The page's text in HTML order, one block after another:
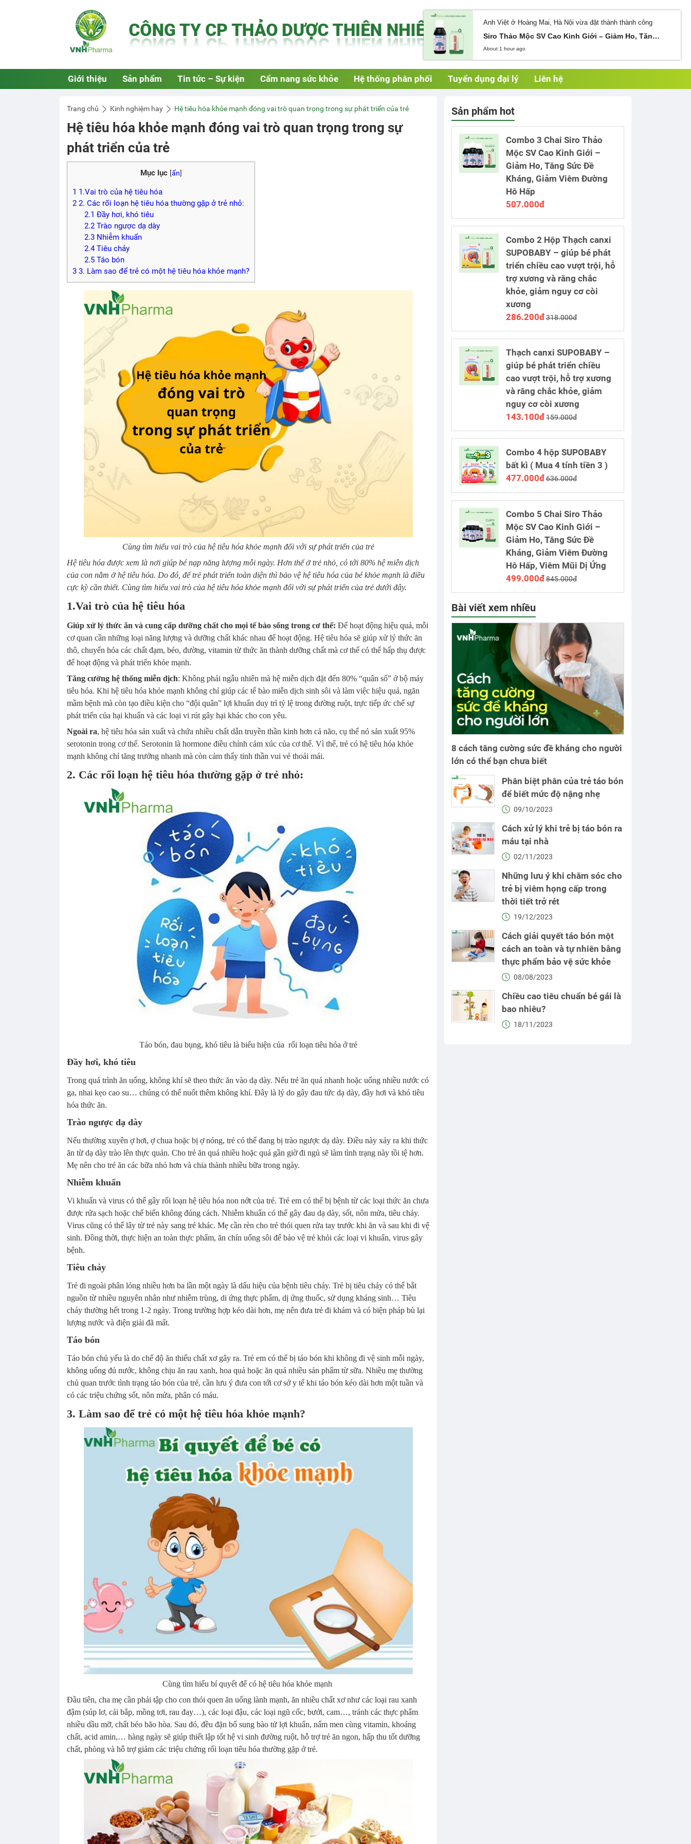
Giỏ hàng (0)
Giới thiệu Sản phẩm Tin tức – Sự kiện Cẩm nang sức khỏe Hệ thống phân phối Tuyển dụng đại lý Liên hệ
Trang chủ Kinh nghiệm hay Hệ tiêu hóa khỏe mạnh đóng vai trò quan trọng trong sự phát triển của trẻ
Hệ tiêu hóa khỏe mạnh đóng vai trò quan trọng trong sự
phát triển của trẻ
Mục lục [ẩn]
1 1.Vai trò của hệ tiêu hóa
2 2. Các rối loạn hệ tiêu hóa thường gặp ở trẻ nhỏ:
2.1 Đầy hơi, khó tiêu
2.2Trào ngược dạ dày
2.3Nhiễm khuẩn
2.4Tiêu chảy
2.5Táo bón
3 3. Làm sao để trẻ có một hệ tiêu hóa khỏe mạnh?
Cùng tìm hiểu vai trò của hệ tiêu hóa khỏe mạnh đối với sự phát triển của trẻ
Hệ tiêu hóa được xem là nơi giúp bé nạp năng lượng mỗi ngày. Hơn thế ở trẻ nhỏ, có tới 80% hệ miễn dịch
của con nằm ở hệ tiêu hóa. Do đó, để trẻ phát triển toàn diện thì bảo vệ hệ tiêu hóa của bé khỏe mạnh là điều
cực kỳ cần thiết. Cùng tìm hiểu vai trò của hệ tiêu hóa khỏe mạnh đối với sự phát triển của trẻ dưới đây.
1.Vai trò của hệ tiêu hóa
Giúp xử lý thức ăn và cung cấp dưỡng chất cho mọi tế bào sống trong cơ thể: Để hoạt động hiệu quả, mỗi
cơ quan cần những loại năng lượng và dưỡng chất khác nhau để hoạt động. Hệ tiêu hóa sẽ giúp xử lý thức ăn
thô, chuyển hóa các chất đạm, béo, đường, vitamin từ thức ăn thành dưỡng chất mà cơ thể có thể hấp thụ được
để hoạt động và phát triển khỏe mạnh.
Tăng cường hệ thống miễn dịch: Không phải ngẫu nhiên mà hệ miễn dịch đặt đến 80% “quân số” ở bộ máy
tiêu hóa. Khi hệ tiêu hóa khỏe mạnh không chỉ giúp các tế bào miễn dịch sinh sôi và làm việc hiệu quả, ngăn
mầm bệnh mà còn tạo điều kiện cho “đội quân” lợi khuẩn duy trì tỷ lệ trong đường ruột, trực tiếp ức chế sự
phát triển của hại khuẩn và các loại vi rút gây hại khác cho con yêu.
Ngoài ra, hệ tiêu hóa sản xuất và chứa nhiều chất dẫn truyền thần kinh hơn cả não, cụ thể nó sản xuất 95%
serotonin trong cơ thể. Serotonin là hormone điều chỉnh cảm xúc của cơ thể. Vì thế, trẻ có hệ tiêu hóa khỏe
mạnh không chỉ tăng trưởng nhanh mà còn cảm thấy tinh thần vui vẻ thoải mái.
2. Các rối loạn hệ tiêu hóa thường gặp ở trẻ nhỏ:
Táo bón, đau bụng, khó tiêu là biểu hiện của rối loạn tiêu hóa ở trẻ
Đầy hơi, khó tiêu
Trong quá trình ăn uống, không khí sẽ theo thức ăn vào dạ dày. Nếu trẻ ăn quá nhanh hoặc uống nhiều nước có
ga, nhai kẹo cao su… chúng có thể nuốt thêm không khí. Đây là lý do gây đau tức dạ dày, đầy hơi và khó tiêu
hóa thức ăn.
Trào ngược dạ dày
Nếu thường xuyên ợ hơi, ợ chua hoặc bị ợ nóng, trẻ có thể đang bị trào ngược dạ dày. Điều này xảy ra khi thức
ăn từ dạ dày trào lên thực quản. Cho trẻ ăn quá nhiều hoặc quá gần giờ đi ngủ sẽ làm tình trạng này tồi tệ hơn.
Mẹ nên cho trẻ ăn các bữa nhỏ hơn và chia thành nhiều bữa trong ngày.
Nhiễm khuẩn
Vi khuẩn và virus có thể gây rối loạn hệ tiêu hóa non nớt của trẻ. Trẻ em có thể bị bệnh từ các loại thức ăn chưa
được rửa sạch hoặc chế biến không đúng cách. Nhiễm khuẩn có thể gây đau dạ dày, sốt, nôn mửa, tiêu chảy.
Virus cũng có thể lây từ trẻ này sang trẻ khác. Mẹ cần rèn cho trẻ thói quen rửa tay trước khi ăn và sau khi đi vệ
sinh. Đồng thời, thực hiện an toàn thực phẩm, ăn chín uống sôi để bảo vệ trẻ khỏi các loại vi khuẩn, virus gây
bệnh.
Tiêu chảy
Trẻ đi ngoài phân lỏng nhiều hơn ba lần một ngày là dấu hiệu của bệnh tiêu chảy. Trẻ bị tiêu chảy có thể bắt
nguồn từ nhiều nguyên nhân như nhiễm trùng, di ứng thực phẩm, dị ứng thuốc, sử dụng kháng sinh… Tiêu
chảy thường hết trong 1-2 ngày. Trong trường hợp kéo dài hơn, mẹ nên đưa trẻ đi khám và có biện pháp bù lại
lượng nước và điện giải đã mất.
Táo bón
Táo bón chủ yếu là do chế độ ăn thiếu chất xơ gây ra. Trẻ em có thể bị táo bón khi không đi vệ sinh mỗi ngày,
không uống đủ nước, không chịu ăn rau xanh, hoa quả hoặc ăn quá nhiều sản phẩm từ sữa. Nhiều mẹ thường
chủ quan trước tình trạng táo bón của trẻ, cần lưu ý đưa con tới cơ sở y tế khi táo bón kéo dài hơn một tuần và
có các triệu chứng sốt, nôn mửa, phân có máu.
3. Làm sao để trẻ có một hệ tiêu hóa khỏe mạnh?
Cùng tìm hiểu bí quyết để có hệ tiêu hóa khỏe mạnh
Đầu tiên, cha mẹ cần phải tập cho con thói quen ăn uống lành mạnh, ăn nhiều chất xơ như các loại rau xanh
đậm (súp lơ, cải bắp, mồng tơi, rau đay…), các loại đậu, các loại ngũ cốc, bưởi, cam…, tránh các thực phẩm
nhiều dầu mỡ, chất béo bão hòa. Sau đó, đều đặn bổ sung bào tử lợi khuẩn, nấm men cùng vitamin, khoáng
chất, acid amin,… hàng ngày sẽ giúp thiết lập tốt hệ vi sinh đường ruột, hỗ trợ trẻ ăn ngon, hấp thu tốt dưỡng
chất, phòng và hỗ trợ giảm các triệu chứng rối loạn tiêu hóa thường gặp ở trẻ.
Sản phẩm hot
Combo 3 Chai Siro Thảo
Mộc SV Cao Kinh Giới –
Giảm Ho, Tăng Sức Đề
Kháng, Giảm Viêm Đường
Hô Hấp
507.000đ
Combo 2 Hộp Thạch canxi
SUPOBABY – giúp bé phát
triển chiều cao vượt trội, hỗ
trợ xương và răng chắc
khỏe, giảm nguy cơ còi
xương
286.200đ318.000đ
Thạch canxi SUPOBABY –
giúp bé phát triển chiều
cao vượt trội, hỗ trợ xương
và răng chắc khỏe, giảm
nguy cơ còi xương
143.100đ159.000đ
Combo 4 hộp SUPOBABY
bất kì ( Mua 4 tính tiền 3 )
477.000đ636.000đ
Combo 5 Chai Siro Thảo
Mộc SV Cao Kinh Giới –
Giảm Ho, Tăng Sức Đề
Kháng, Giảm Viêm Đường
Hô Hấp, Viêm Mũi Dị Ứng
499.000đ845.000đ
Bài viết xem nhiều
8 cách tăng cường sức đề kháng cho người
lớn có thể bạn chưa biết
Phân biệt phân của trẻ táo bón
để biết mức độ nặng nhẹ
09/10/2023
Cách xử lý khi trẻ bị táo bón ra
máu tại nhà
02/11/2023
Những lưu ý khi chăm sóc cho
trẻ bị viêm họng cấp trong
thời tiết trở rét
19/12/2023
Cách giải quyết táo bón một
cách an toàn và tự nhiên bằng
thực phẩm bảo vệ sức khỏe
08/08/2023
Chiều cao tiêu chuẩn bé gái là
bao nhiêu?
18/11/2023